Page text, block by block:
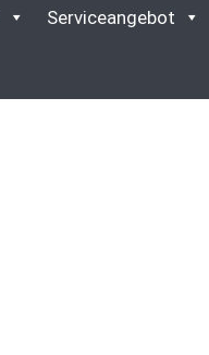
Serviceangebot